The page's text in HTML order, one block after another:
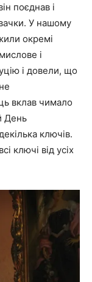
поєднав і
У нашому
окремі
і
і довели, що
вклав чимало
День
ключів.
ключі від усіх